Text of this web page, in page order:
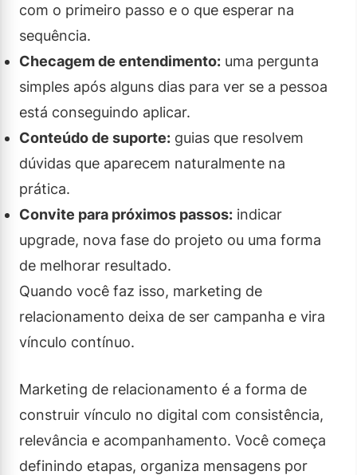
com o primeiro passo e o que esperar na
sequência.
Checagem de entendimento: uma pergunta
simples após alguns dias para ver se a pessoa
está conseguindo aplicar.
Conteúdo de suporte: guias que resolvem
dúvidas que aparecem naturalmente na
prática.
Convite para próximos passos: indicar
upgrade, nova fase do projeto ou uma forma
de melhorar resultado.
Quando você faz isso, marketing de
relacionamento deixa de ser campanha e vira
vínculo contínuo.
Marketing de relacionamento é a forma de
construir vínculo no digital com consistência,
relevância e acompanhamento. Você começa
definindo etapas, organiza mensagens por